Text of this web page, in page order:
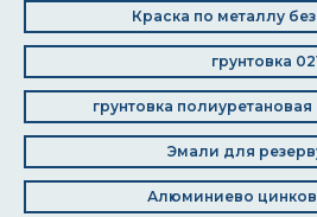
Краска по металлу
грунтовка
грунтовка полиуретановая
Эмали для
Алюминиево